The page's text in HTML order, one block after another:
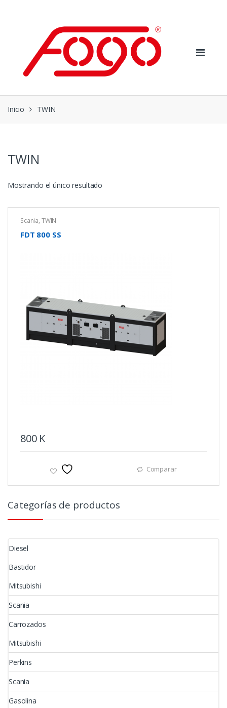
Inicio TWIN
TWIN
Mostrando el único resultado
Scania, TWIN
FDT 800 SS
800 K
Comparar
Categorías de productos
Diesel
Bastidor
Mitsubishi
Scania
Carrozados
Mitsubishi
Perkins
Scania
Gasolina